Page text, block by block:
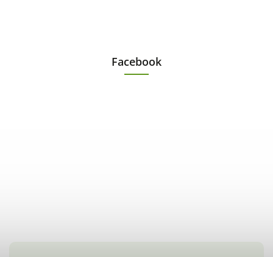
Facebook